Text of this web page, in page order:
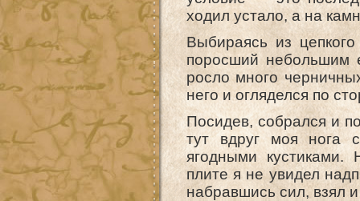
ходил устало, а на
Выбираясь из
поросший небольшим
росло много
него и огляделся по
Посидев, собрался и
тут вдруг моя нога
ягодными кустиками.
плите я не увидел
набравшись сил, взял